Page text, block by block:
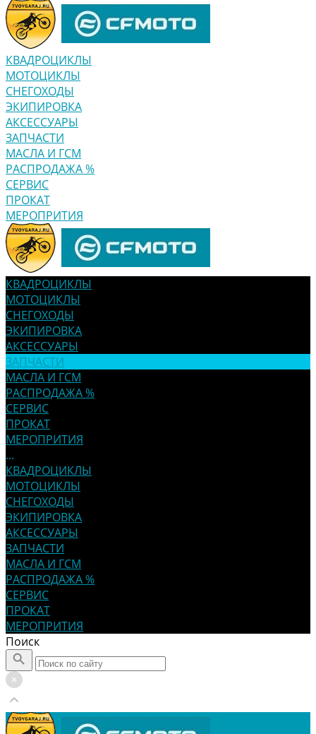
КВАДРОЦИКЛЫ
МОТОЦИКЛЫ
СНЕГОХОДЫ
ЭКИПИРОВКА
АКСЕССУАРЫ
ЗАПЧАСТИ
МАСЛА И ГСМ
РАСПРОДАЖА %
СЕРВИС
ПРОКАТ
МЕРОПРИТИЯ
КВАДРОЦИКЛЫ
МОТОЦИКЛЫ
СНЕГОХОДЫ
ЭКИПИРОВКА
АКСЕССУАРЫ
ЗАПЧАСТИ
МАСЛА И ГСМ
РАСПРОДАЖА %
СЕРВИС
ПРОКАТ
МЕРОПРИТИЯ
...
КВАДРОЦИКЛЫ
МОТОЦИКЛЫ
СНЕГОХОДЫ
ЭКИПИРОВКА
АКСЕССУАРЫ
ЗАПЧАСТИ
МАСЛА И ГСМ
РАСПРОДАЖА %
СЕРВИС
ПРОКАТ
МЕРОПРИТИЯ
Поиск